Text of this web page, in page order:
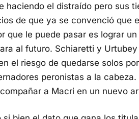
haciendo el distraído pero sus
de que ya se convenció que
que le puede pasar es lograr
al futuro. Schiaretti y
el riesgo de quedarse solos
peronistas a la
a Macri en un nuevo